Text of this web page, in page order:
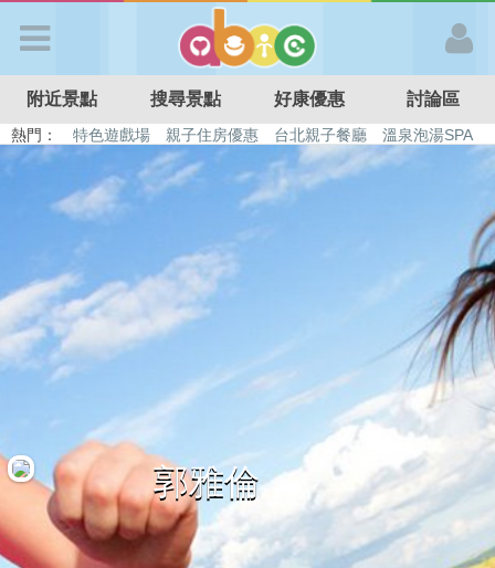
APP登入
首 頁
搜尋景點
好康優惠
最新留言
商家合作
附近景點 搜尋景點 好康優惠 討論區
熱門： 特色遊戲場 親子住房優惠 台北親子餐廳
溫泉泡湯SPA
溜滑梯民宿
觀光工廠 日本親子景點
郭雅倫